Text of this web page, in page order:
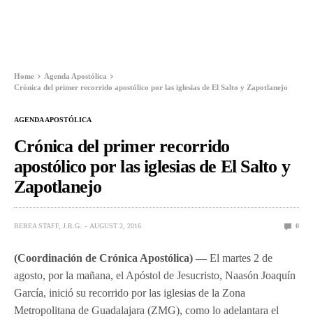
Home
Agenda Apostólica
Crónica del primer recorrido apostólico por las iglesias de El Salto y Zapotlanejo
AGENDA APOSTÓLICA
Crónica del primer recorrido
apostólico por las iglesias de El Salto y
Zapotlanejo
BEREA STAFF, J.R.G. AUGUST 2, 2016 0
(Coordinación de Crónica Apostólica) — El martes 2 de
agosto, por la mañana, el Apóstol de Jesucristo, Naasón Joaquín
García, inició su recorrido por las iglesias de la Zona
Metropolitana de Guadalajara (ZMG), como lo adelantara el